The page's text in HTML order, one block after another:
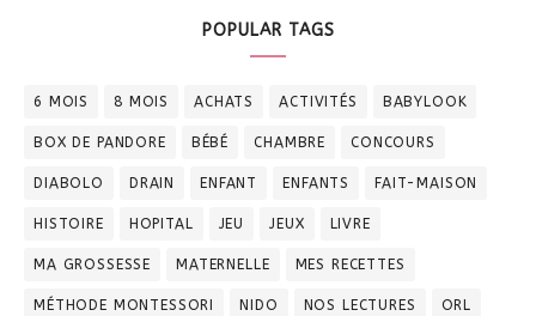
POPULAR TAGS
6 MOIS 8 MOIS ACHATS ACTIVITÉS BABYLOOK
BOX DE PANDORE BÉBÉ CHAMBRE CONCOURS
DIABOLO DRAIN ENFANT ENFANTS FAIT-MAISON
HISTOIRE HOPITAL JEU JEUX LIVRE
MA GROSSESSE MATERNELLE MES RECETTES
MÉTHODE MONTESSORI NIDO NOS LECTURES ORL